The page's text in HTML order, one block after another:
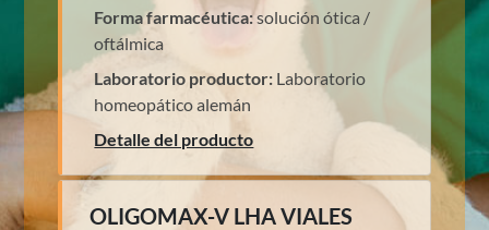
Forma farmacéutica:solución ótica /
oftálmica
Laboratorio productor: Laboratorio
homeopático alemán
Detalle del producto
OLIGOMAX-V LHA VIALES